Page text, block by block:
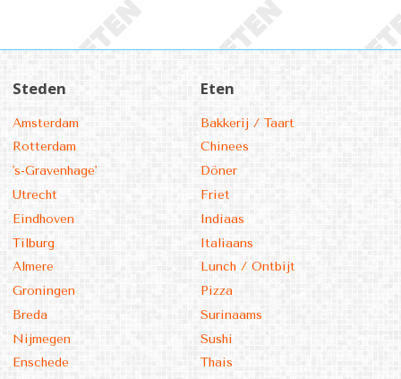
Steden
Amsterdam
Rotterdam
's-Gravenhage'
Utrecht
Eindhoven
Tilburg
Almere
Groningen
Breda
Nijmegen
Enschede
Eten
Bakkerij / Taart
Chinees
Döner
Friet
Indiaas
Italiaans
Lunch / Ontbijt
Pizza
Surinaams
Sushi
Thais